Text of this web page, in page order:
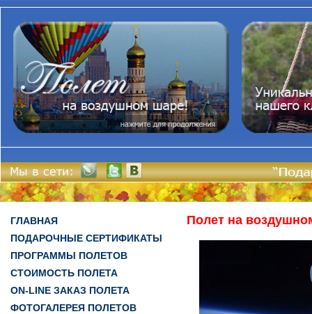
ГЛАВНАЯ
ПОДАРОЧНЫЕ СЕРТИФИКАТЫ
ПРОГРАММЫ ПОЛЕТОВ
СТОИМОСТЬ ПОЛЕТА
ON-LINE ЗАКАЗ ПОЛЕТА
ФОТОГАЛЕРЕЯ ПОЛЕТОВ
Полет на